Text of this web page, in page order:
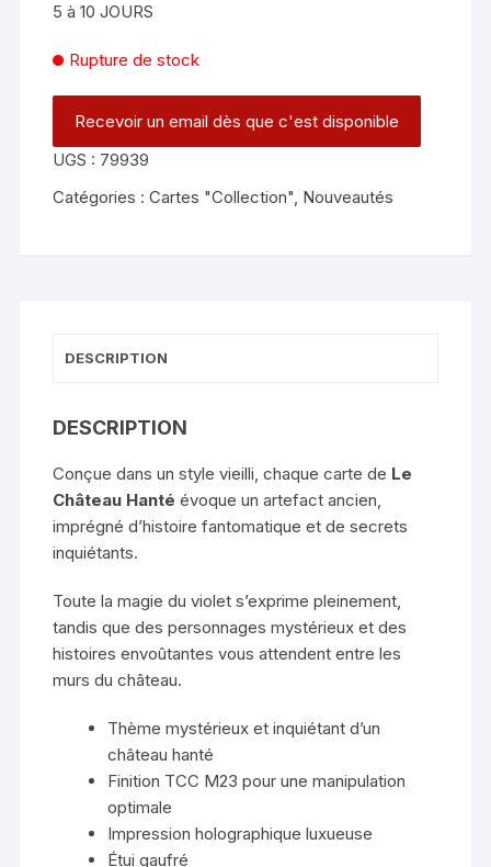
5 à 10 JOURS
Rupture de stock
UGS : 79939
Catégories :Cartes "Collection", Nouveautés
DESCRIPTION
DESCRIPTION
Conçue dans un style vieilli, chaque carte de Le
Château Hanté évoque un artefact ancien,
imprégné d’histoire fantomatique et de secrets
inquiétants.
Toute la magie du violet s’exprime pleinement,
tandis que des personnages mystérieux et des
histoires envoûtantes vous attendent entre les
murs du château.
Thème mystérieux et inquiétant d’un
château hanté
Finition TCC M23 pour une manipulation
optimale
Impression holographique luxueuse
Étui gaufré